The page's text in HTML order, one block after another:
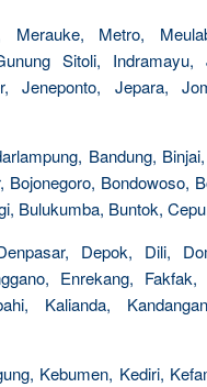
Merauke, Metro,
Sitoli,
Jeneponto, Jepara,
Bandung,
Bojonegoro, Bondowoso,
Bulukumba, Buntok,
Depok, Dili,
Enrekang, Fakfak,
Kalianda,
Kebumen, Kediri,